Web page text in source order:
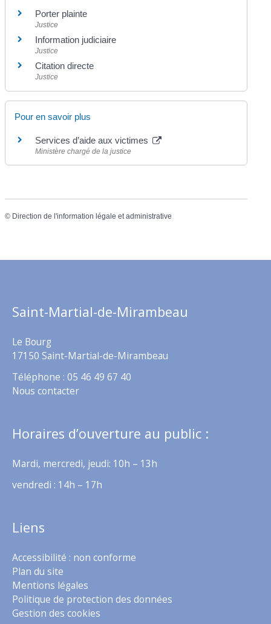
Porter plainte
Justice
Information judiciaire
Justice
Citation directe
Justice
Pour en savoir plus
Services d’aide aux victimes
Ministère chargé de la justice
© Direction de l'information légale et administrative
Saint-Martial-de-Mirambeau
Le Bourg
17150 Saint-Martial-de-Mirambeau
Téléphone : 05 46 49 67 40
Nous contacter
Horaires d’ouverture au public :
Mardi, mercredi, jeudi: 10h – 13h
vendredi : 14h – 17h
Liens
Accessibilité : non conforme
Plan du site
Mentions légales
Politique de protection des données
Gestion des cookies